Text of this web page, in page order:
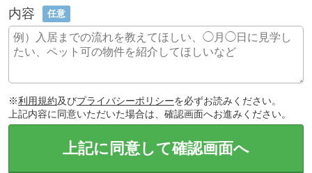
内容 任意
※利用規約及びプライバシーポリシーを必ずお読みください。
上記内容に同意いただいた場合は、確認画面へお進みください。
上記に同意して確認画面へ